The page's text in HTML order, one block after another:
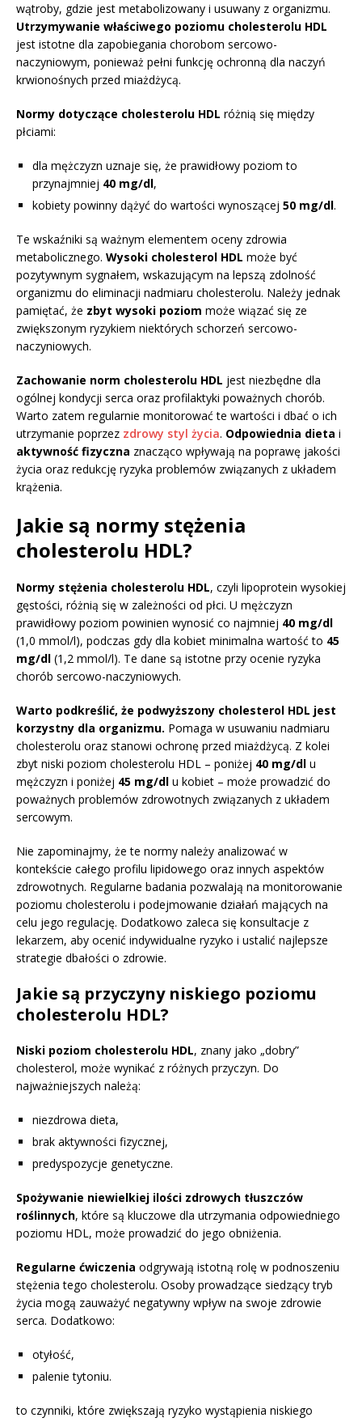
wątroby, gdzie jest metabolizowany i usuwany z organizmu.
Utrzymywanie właściwego poziomu cholesterolu HDL
jest istotne dla zapobiegania chorobom sercowo-
naczyniowym, ponieważ pełni funkcję ochronną dla naczyń
krwionośnych przed miażdżycą.
Normy dotyczące cholesterolu HDL różnią się między
płciami:
dla mężczyzn uznaje się, że prawidłowy poziom to
przynajmniej 40 mg/dl,
kobiety powinny dążyć do wartości wynoszącej 50 mg/dl.
Te wskaźniki są ważnym elementem oceny zdrowia
metabolicznego. Wysoki cholesterol HDL może być
pozytywnym sygnałem, wskazującym na lepszą zdolność
organizmu do eliminacji nadmiaru cholesterolu. Należy jednak
pamiętać, że zbyt wysoki poziom może wiązać się ze
zwiększonym ryzykiem niektórych schorzeń sercowo-
naczyniowych.
Zachowanie norm cholesterolu HDL jest niezbędne dla
ogólnej kondycji serca oraz profilaktyki poważnych chorób.
Warto zatem regularnie monitorować te wartości i dbać o ich
utrzymanie poprzez zdrowy styl życia. Odpowiednia dieta i
aktywność fizyczna znacząco wpływają na poprawę jakości
życia oraz redukcję ryzyka problemów związanych z układem
krążenia.
Jakie są normy stężenia
cholesterolu HDL?
Normy stężenia cholesterolu HDL, czyli lipoprotein wysokiej
gęstości, różnią się w zależności od płci. U mężczyzn
prawidłowy poziom powinien wynosić co najmniej 40 mg/dl
(1,0 mmol/l), podczas gdy dla kobiet minimalna wartość to 45
mg/dl (1,2 mmol/l). Te dane są istotne przy ocenie ryzyka
chorób sercowo-naczyniowych.
Warto podkreślić, że podwyższony cholesterol HDL jest
korzystny dla organizmu. Pomaga w usuwaniu nadmiaru
cholesterolu oraz stanowi ochronę przed miażdżycą. Z kolei
zbyt niski poziom cholesterolu HDL – poniżej 40 mg/dl u
mężczyzn i poniżej 45 mg/dl u kobiet – może prowadzić do
poważnych problemów zdrowotnych związanych z układem
sercowym.
Nie zapominajmy, że te normy należy analizować w
kontekście całego profilu lipidowego oraz innych aspektów
zdrowotnych. Regularne badania pozwalają na monitorowanie
poziomu cholesterolu i podejmowanie działań mających na
celu jego regulację. Dodatkowo zaleca się konsultacje z
lekarzem, aby ocenić indywidualne ryzyko i ustalić najlepsze
strategie dbałości o zdrowie.
Jakie są przyczyny niskiego poziomu
cholesterolu HDL?
Niski poziom cholesterolu HDL, znany jako „dobry”
cholesterol, może wynikać z różnych przyczyn. Do
najważniejszych należą:
niezdrowa dieta,
brak aktywności fizycznej,
predyspozycje genetyczne.
Spożywanie niewielkiej ilości zdrowych tłuszczów
roślinnych, które są kluczowe dla utrzymania odpowiedniego
poziomu HDL, może prowadzić do jego obniżenia.
Regularne ćwiczenia odgrywają istotną rolę w podnoszeniu
stężenia tego cholesterolu. Osoby prowadzące siedzący tryb
życia mogą zauważyć negatywny wpływ na swoje zdrowie
serca. Dodatkowo:
otyłość,
palenie tytoniu.
to czynniki, które zwiększają ryzyko wystąpienia niskiego